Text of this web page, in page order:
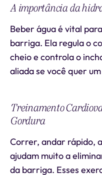
A importância da
Beber água é vital
barriga. Ela regula o
cheio e controla o
aliada se você quer
Treinamento
Gordura
Correr, andar rápido,
ajudam muito a
da barriga. Esses